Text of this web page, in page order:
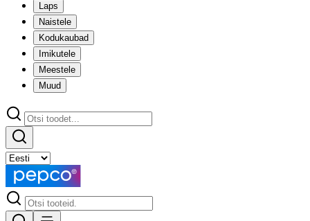
Laps
Naistele
Kodukaubad
Imikutele
Meestele
Muud